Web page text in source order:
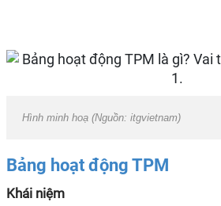
Hình minh hoạ (Nguồn: itgvietnam)
Bảng hoạt động TPM
Khái niệm